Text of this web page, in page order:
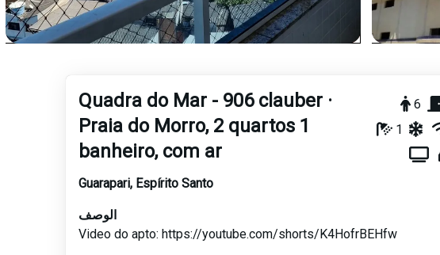
Quadra do Mar - 906 clauber ·
Praia do Morro, 2 quartos 1
banheiro, com ar
6
1
Guarapari, Espírito Santo
الوصف
Video do apto: https://youtube.com/shorts/K4HofrBEHfw